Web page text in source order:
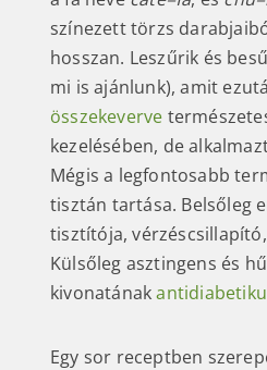
színezett törzs
hosszan. Leszűrik és
mi is ajánlunk), amit
összekeverve
kezelésében, de
Mégis a legfontosabb
tisztán tartása. Belsőleg
tisztítója,
Külsőleg asztingens és
kivonatának
Egy sor receptben